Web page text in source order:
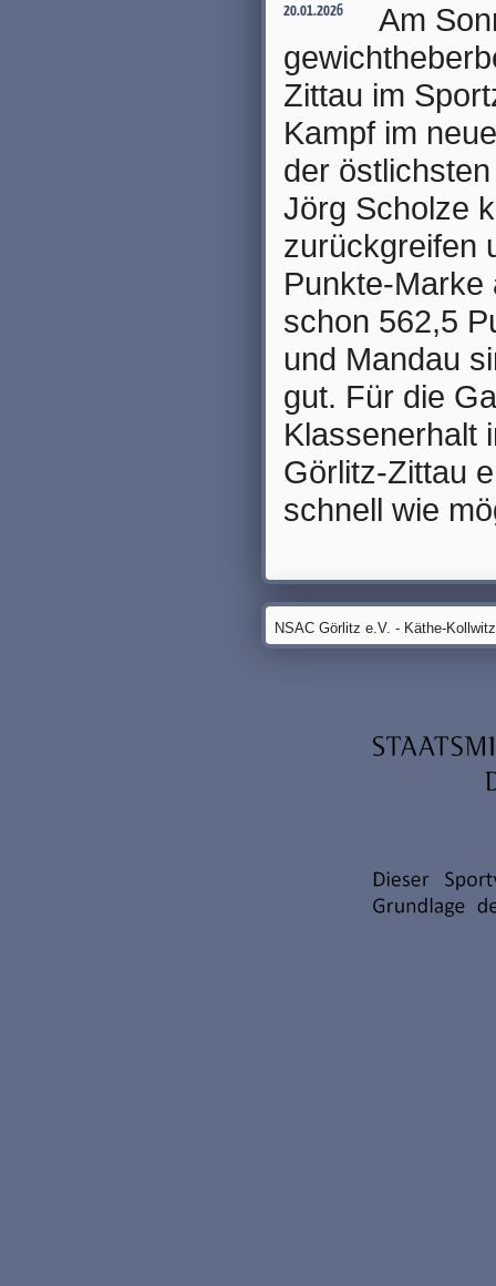
20.01.2026
Am
Zittau im
Kampf im
der
Jörg Scholze
zurückgreifen
Punkte-Marke
schon 562,5
und Mandau
gut. Für die
Klassenerhalt
Görlitz-Zittau
schnell wie
NSAC Görlitz e.V. - Käthe-